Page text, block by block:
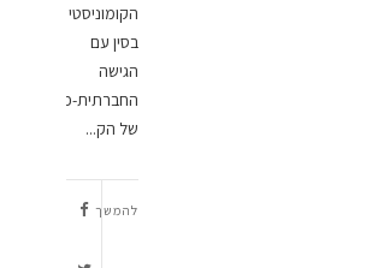
הקומוניסטי
בסין עם
הגישה
החברתית-פילוסופית
של הק...
להמשך